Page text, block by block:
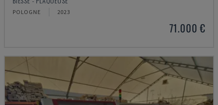
POLOGNE 2023
71.000 €